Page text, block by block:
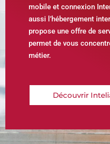
mobile et connexion
aussi l’hébergement
propose une offre de
permet de vous
métier.
Découvrir